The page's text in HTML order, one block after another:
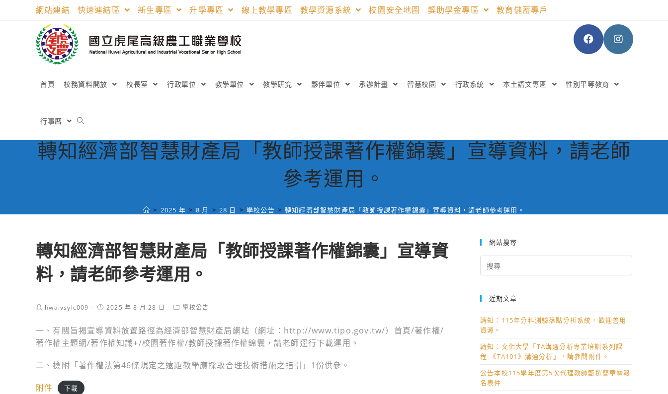
網站連結 快速連結區 新生專區 升學專區 線上教學專區 教學資源系統 校園安全地圖 獎助學金專區 教育儲蓄專戶
首頁 校務資料開放 校長室 行政單位 教學單位 教學研究 夥伴單位 承辦計畫 智慧校園 行政系統 本土語文專區 性別平等教育
行事曆
轉知經濟部智慧財產局「教師授課著作權錦囊」宣導資料，請老師
參考運用。
> 2025 年 > 8 月 > 28 日 > 學校公告 > 轉知經濟部智慧財產局「教師授課著作權錦囊」宣導資料，請老師參考運用。
轉知經濟部智慧財產局「教師授課著作權錦囊」宣導資
料，請老師參考運用。
Posthwaivsylc009
Post2025 年 8 月 28 日
Post學校公告
一、有關旨揭宣導資料放置路徑為經濟部智慧財產局網站（網址：http://www.tipo.gov.tw/）首頁/著作權/
著作權主題網/著作權知識+/校園著作權/教師授課著作權錦囊，請老師逕行下載運用。
二、檢附「著作權法第46條規定之遠距教學應採取合理技術措施之指引」1份供參。
附件 下載
網站搜尋
for:
近期文章
轉知：115年分科測驗落點分析系統，歡迎善用
資源。
轉知：文化大學「TA溝通分析專業培訓系列課
程-《TA101》溝通分析」，請參閱附件。
公告本校115學年度第5次代理教師甄選簡章暨報
名表件